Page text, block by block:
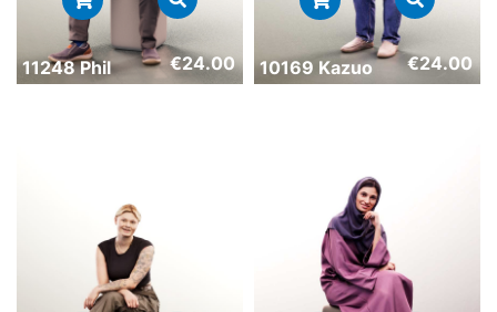
11248 Phil €24.00 10169 Kazuo €24.00